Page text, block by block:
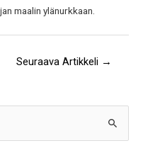
maalin ylänurkkaan.
Seuraava Artikkeli →